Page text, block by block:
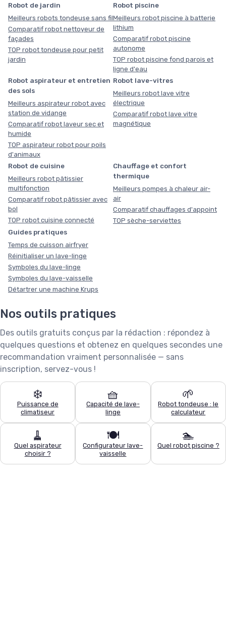
Robot de jardin
Meilleurs robots tondeuse sans fil
Comparatif robot nettoyeur de
façades
TOP robot tondeuse pour petit
jardin
Robot piscine
Meilleurs robot piscine à batterie
lithium
Comparatif robot piscine
autonome
TOP robot piscine fond parois et
ligne d'eau
Robot aspirateur et entretien
des sols
Meilleurs aspirateur robot avec
station de vidange
Comparatif robot laveur sec et
humide
TOP aspirateur robot pour poils
d'animaux
Robot lave-vitres
Meilleurs robot lave vitre
électrique
Comparatif robot lave vitre
magnétique
Robot de cuisine
Meilleurs robot pâtissier
multifonction
Comparatif robot pâtissier avec
bol
TOP robot cuisine connecté
Chauffage et confort
thermique
Meilleurs pompes à chaleur air-
air
Comparatif chauffages d'appoint
TOP sèche-serviettes
Guides pratiques
Temps de cuisson airfryer
Réinitialiser un lave-linge
Symboles du lave-linge
Symboles du lave-vaisselle
Détartrer une machine Krups
Nos outils pratiques
Des outils gratuits conçus par la rédaction : répondez à
quelques questions et obtenez en quelques secondes une
recommandation vraiment personnalisée — sans
inscription, servez-vous !
❄️
Puissance de
climatiseur
🧺
Capacité de lave-
linge
🌱
Robot tondeuse : le
calculateur
🧹
Quel aspirateur
choisir ?
🍽️
Configurateur lave-
vaisselle
🏊
Quel robot piscine ?